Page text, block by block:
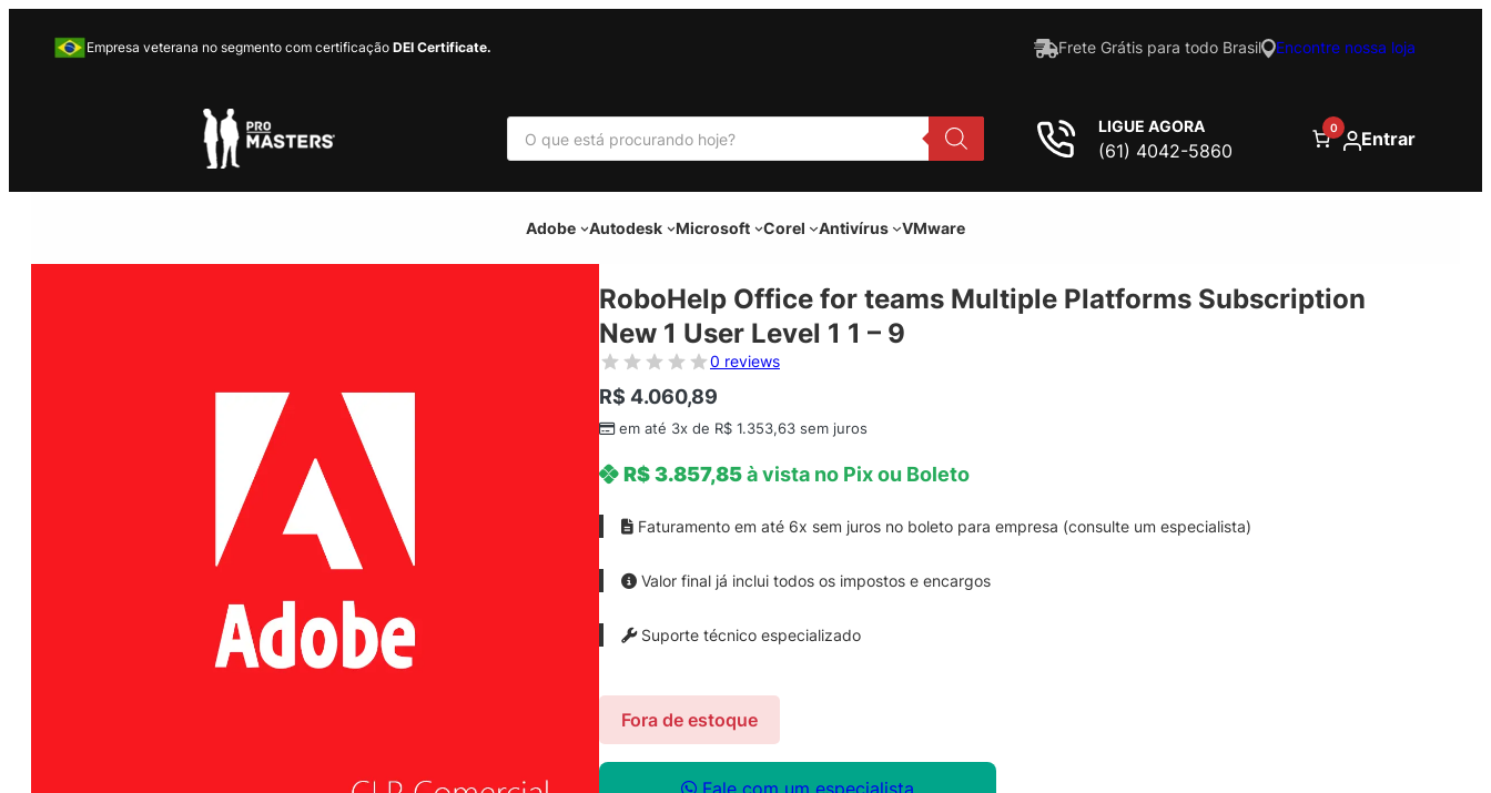
Empresa veterana no segmento com certificação DEI Certificate. Frete Grátis para todo Brasil Encontre nossa loja
P
s
u
r
LIGUE AGORA
(61) 4042-5860
0 Entrar
Adobe Autodesk Microsoft Corel Antivírus VMware
RoboHelp Office for teams Multiple Platforms Subscription
New 1 User Level 1 1 – 9
0 reviews
R$ 4.060,89
em até 3x de R$ 1.353,63 sem juros
R$3.857,85à vista no Pix ou Boleto
Faturamento em até 6x sem juros no boleto para empresa (consulte um especialista)
Valor final já inclui todos os impostos e encargos
Suporte técnico especializado
Fora de estoque
Fale com um especialista